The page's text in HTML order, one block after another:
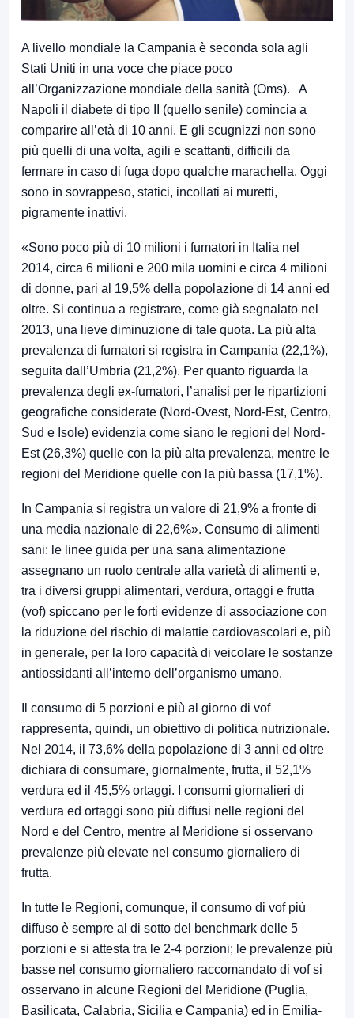
A livello mondiale la Campania è seconda sola agli
Stati Uniti in una voce che piace poco
all’Organizzazione mondiale della sanità (Oms). A
Napoli il diabete di tipo II (quello senile) comincia a
comparire all’età di 10 anni. E gli scugnizzi non sono
più quelli di una volta, agili e scattanti, difficili da
fermare in caso di fuga dopo qualche marachella. Oggi
sono in sovrappeso, statici, incollati ai muretti,
pigramente inattivi.
«Sono poco più di 10 milioni i fumatori in Italia nel
2014, circa 6 milioni e 200 mila uomini e circa 4 milioni
di donne, pari al 19,5% della popolazione di 14 anni ed
oltre. Si continua a registrare, come già segnalato nel
2013, una lieve diminuzione di tale quota. La più alta
prevalenza di fumatori si registra in Campania (22,1%),
seguita dall’Umbria (21,2%). Per quanto riguarda la
prevalenza degli ex-fumatori, l’analisi per le ripartizioni
geografiche considerate (Nord-Ovest, Nord-Est, Centro,
Sud e Isole) evidenzia come siano le regioni del Nord-
Est (26,3%) quelle con la più alta prevalenza, mentre le
regioni del Meridione quelle con la più bassa (17,1%).
In Campania si registra un valore di 21,9% a fronte di
una media nazionale di 22,6%». Consumo di alimenti
sani: le linee guida per una sana alimentazione
assegnano un ruolo centrale alla varietà di alimenti e,
tra i diversi gruppi alimentari, verdura, ortaggi e frutta
(vof) spiccano per le forti evidenze di associazione con
la riduzione del rischio di malattie cardiovascolari e, più
in generale, per la loro capacità di veicolare le sostanze
antiossidanti all’interno dell’organismo umano.
Il consumo di 5 porzioni e più al giorno di vof
rappresenta, quindi, un obiettivo di politica nutrizionale.
Nel 2014, il 73,6% della popolazione di 3 anni ed oltre
dichiara di consumare, giornalmente, frutta, il 52,1%
verdura ed il 45,5% ortaggi. I consumi giornalieri di
verdura ed ortaggi sono più diffusi nelle regioni del
Nord e del Centro, mentre al Meridione si osservano
prevalenze più elevate nel consumo giornaliero di
frutta.
In tutte le Regioni, comunque, il consumo di vof più
diffuso è sempre al di sotto del benchmark delle 5
porzioni e si attesta tra le 2-4 porzioni; le prevalenze più
basse nel consumo giornaliero raccomandato di vof si
osservano in alcune Regioni del Meridione (Puglia,
Basilicata, Calabria, Sicilia e Campania) ed in Emilia-